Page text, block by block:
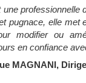
professionnelle
pugnace, elle met
modifier ou
en confiance
MAGNANI,